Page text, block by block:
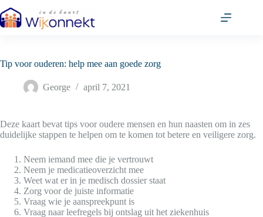
naar
de
Tip voor ouderen: help mee aan goede zorg
George april 7, 2021
Deze kaart bevat tips voor oudere mensen en hun naasten om in zes
duidelijke stappen te helpen om te komen tot betere en veiligere zorg.
Neem iemand mee die je vertrouwt
Neem je medicatieoverzicht mee
Weet wat er in je medisch dossier staat
Zorg voor de juiste informatie
Vraag wie je aanspreekpunt is
Vraag naar leefregels bij ontslag uit het ziekenhuis